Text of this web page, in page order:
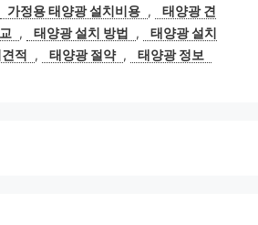
가정용 태양광 설치비용 ,
태양광 견
, 태양광 설치 방법 ,
태양광 설치
적 , 태양광 절약 , 태양광 정보